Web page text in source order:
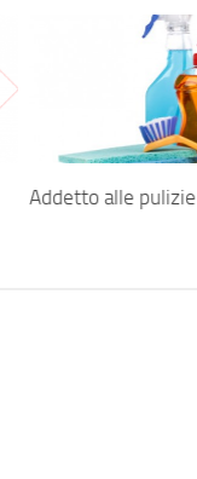
Addetto alle pulizie